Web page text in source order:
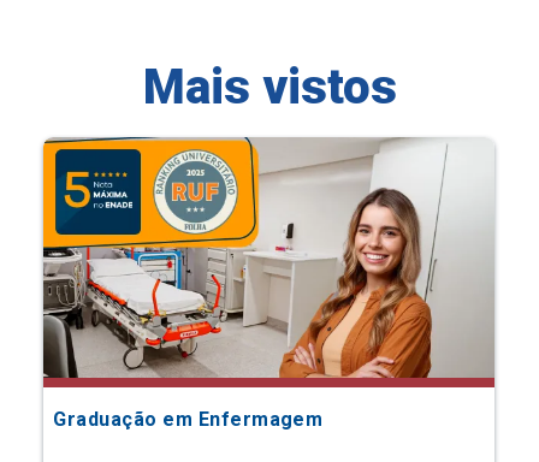
Mais vistos
Graduação em Enfermagem